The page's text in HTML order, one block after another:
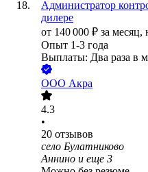
Администратор
дилере
от 140 000 ₽ за месяц,
Опыт 1-3 года
Выплаты: Два раза в
ООО Акра
4.3
•
20 отзывов
село Булатниково
Аннино и еще 3